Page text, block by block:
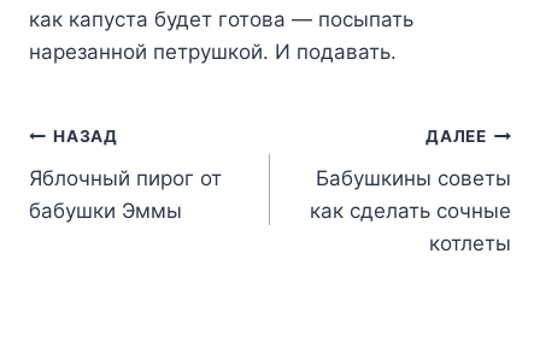
как капуста будет готова — посыпать
нарезанной петрушкой. И подавать.
Навигация
по
НАЗАД
Яблочный пирог от
бабушки Эммы
ДАЛЕЕ
Бабушкины советы
как сделать сочные
котлеты